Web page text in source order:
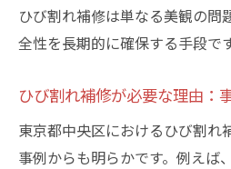
ひび割れ補修は単なる美観の問
全性を長期的に確保する手段です
ひび割れ補修が必要な理由：
東京都中央区におけるひび割れ
事例からも明らかです。例えば